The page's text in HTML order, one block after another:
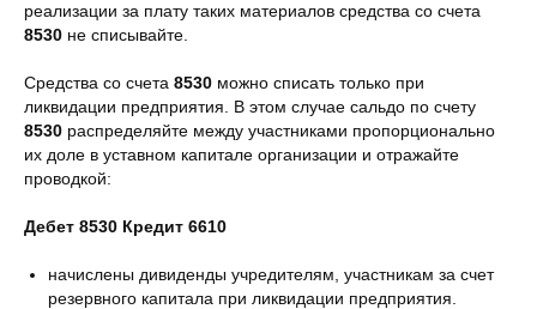
реализации за плату таких материалов средства со счета
8530 не списывайте.
Средства со счета 8530 можно списать только при
ликвидации предприятия. В этом случае сальдо по счету
8530 распределяйте между участниками пропорционально
их доле в уставном капитале организации и отражайте
проводкой:
Дебет 8530 Кредит 6610
начислены дивиденды учредителям, участникам за счет
резервного капитала при ликвидации предприятия.